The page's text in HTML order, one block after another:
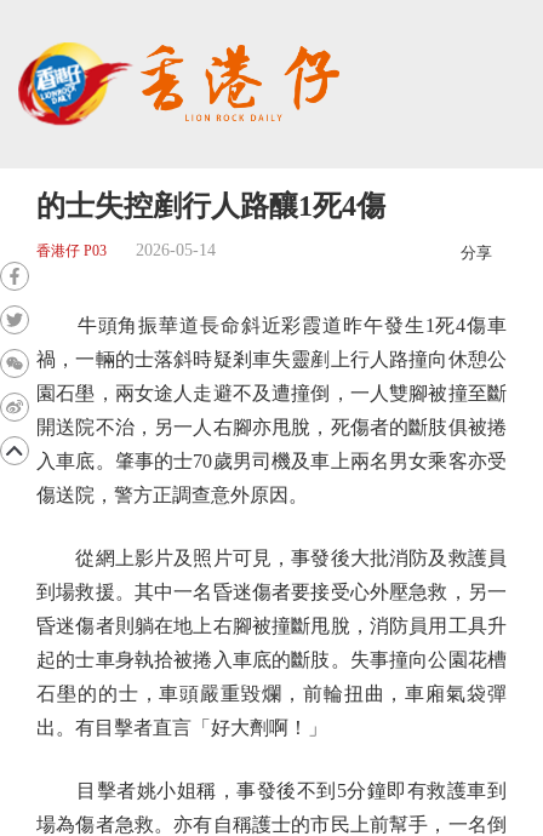
的士失控剷行人路釀1死4傷
香港仔 P03 2026-05-14 分享
牛頭角振華道長命斜近彩霞道昨午發生1死4傷車
禍，一輛的士落斜時疑剎車失靈剷上行人路撞向休憩公
園石壆，兩女途人走避不及遭撞倒，一人雙腳被撞至斷
開送院不治，另一人右腳亦甩脫，死傷者的斷肢俱被捲
入車底。肇事的士70歲男司機及車上兩名男女乘客亦受
傷送院，警方正調查意外原因。
從網上影片及照片可見，事發後大批消防及救護員
到場救援。其中一名昏迷傷者要接受心外壓急救，另一
昏迷傷者則躺在地上右腳被撞斷甩脫，消防員用工具升
起的士車身執拾被捲入車底的斷肢。失事撞向公園花槽
石壆的的士，車頭嚴重毀爛，前輪扭曲，車廂氣袋彈
出。有目擊者直言「好大劑啊！」
目擊者姚小姐稱，事發後不到5分鐘即有救護車到
場為傷者急救。亦有自稱護士的市民上前幫手，一名倒